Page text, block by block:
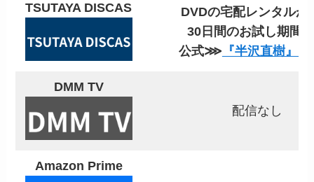
TSUTAYA DISCAS
DVDの宅配レンタルが
30日間のお試し期間
公式⋙ 『半沢直樹』
DMM TV
配信なし
Amazon Prime